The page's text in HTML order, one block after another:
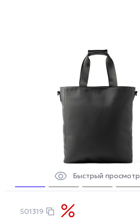
Быстрый просмотр
501319